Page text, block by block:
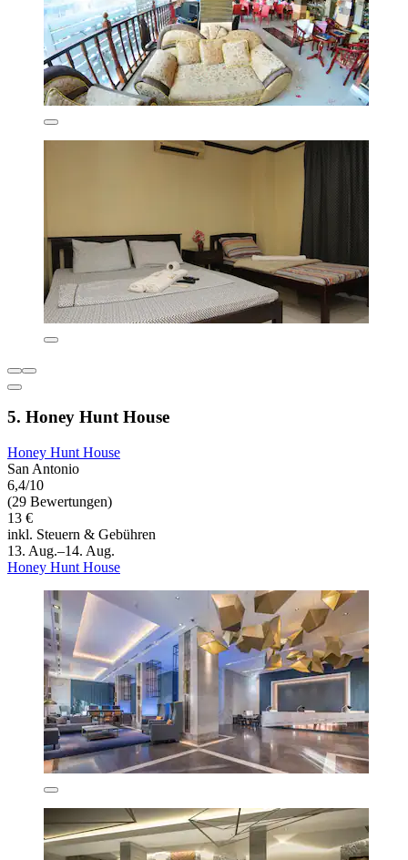
5. Honey Hunt House
Honey Hunt House
San Antonio
6,4/10
(29 Bewertungen)
13 €
inkl. Steuern & Gebühren
13. Aug.–14. Aug.
Honey Hunt House